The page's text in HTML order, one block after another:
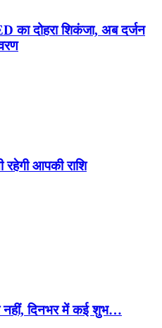
का दोहरा शिकंजा, अब दर्जन
आपकी राशि
नहीं, दिनभर में कई शुभ…